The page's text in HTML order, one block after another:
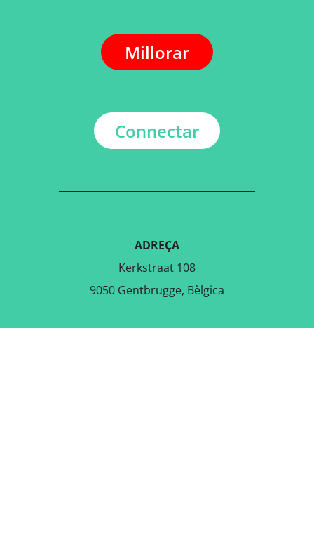
Millorar
Connectar
ADREÇA
Kerkstraat 108
9050 Gentbrugge, Bèlgica